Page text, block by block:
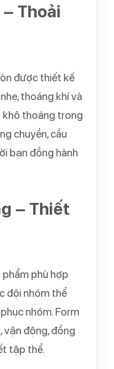
Thoải
được thiết kế
thoáng khí và
khô thoáng trong
chuyền, cầu
bạn đồng hành
– Thiết
phẩm phù hợp
đội nhóm thể
nhóm. Form
vận động, đồng
tập thể.